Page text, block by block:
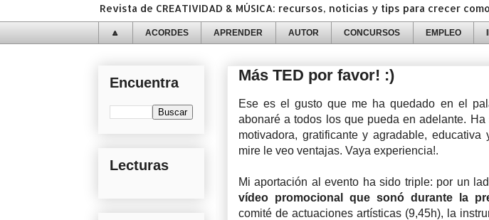
Revista de CREATIVIDAD & MÚSICA: recursos, noticias y tips para crecer
🔼 ACORDES APRENDER AUTOR CONCURSOS EMPLEO
Más TED por favor! :)
Ese es el gusto que me ha quedado en el
abonaré a todos los que pueda en adelante.
motivadora, gratificante y agradable,
mire le veo ventajas. Vaya experiencia!.
Mi aportación al evento ha sido triple: por un
vídeo promocional que sonó durante la
comité de actuaciones artísticas (9,45h), la
Encuentra
Lecturas